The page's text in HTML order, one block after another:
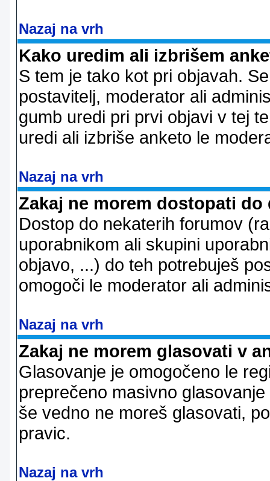
Nazaj na vrh
Kako uredim ali izbrišem
S tem je tako kot pri objavah.
postavitelj, moderator ali
gumb uredi pri prvi objavi v tej
uredi ali izbriše anketo le
Nazaj na vrh
Zakaj ne morem dostopati
Dostop do nekaterih forumov
uporabnikom ali skupini
objavo, ...) do teh potrebuješ
omogoči le moderator ali
Nazaj na vrh
Zakaj ne morem glasovati v
Glasovanje je omogočeno le
preprečeno masivno
še vedno ne moreš glasovati,
pravic.
Nazaj na vrh